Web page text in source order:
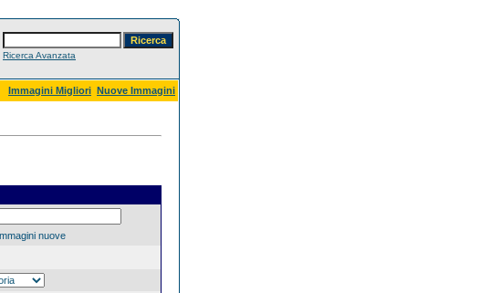
Ricerca Avanzata
Immagini Migliori Nuove Immagini
nuove